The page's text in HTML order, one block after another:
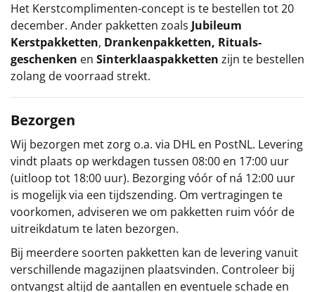
Het Kerstcomplimenten-concept is te bestellen tot 20
december. Ander pakketten zoals Jubileum
Kerstpakketten, Drankenpakketten, Rituals-
geschenken en Sinterklaaspakketten zijn te bestellen
zolang de voorraad strekt.
Bezorgen
Wij bezorgen met zorg o.a. via DHL en PostNL. Levering
vindt plaats op werkdagen tussen 08:00 en 17:00 uur
(uitloop tot 18:00 uur). Bezorging vóór of ná 12:00 uur
is mogelijk via een tijdszending. Om vertragingen te
voorkomen, adviseren we om pakketten ruim vóór de
uitreikdatum te laten bezorgen.
Bij meerdere soorten pakketten kan de levering vanuit
verschillende magazijnen plaatsvinden. Controleer bij
ontvangst altijd de aantallen en eventuele schade en